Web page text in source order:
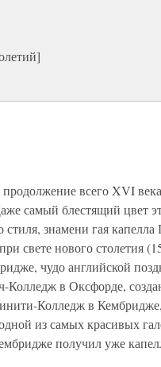
всего XVI
самый блестящий цвет
стиля, знамени гая
свете нового столетия
чудо английской
в Оксфорде,
Колледж в
из самых красивых
получил уже